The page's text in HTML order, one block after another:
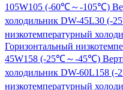
105W105 (-60℃～-105℃)
холодильник DW-45L30 (-
низкотемпературный
Горизонтальный
45W158 (-25℃～-45℃)
холодильник DW-60L158
низкотемпературный